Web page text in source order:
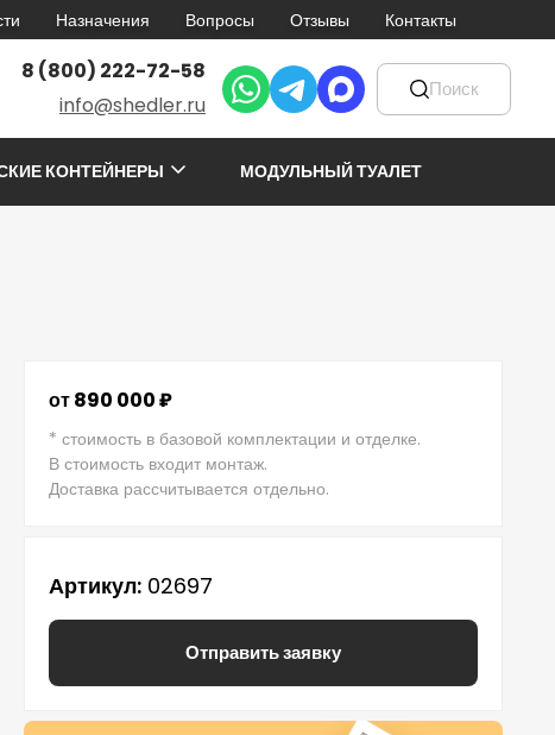
Назначения Вопросы Отзывы Контакты
8 (800) 222-72-58
info@shedler.ru
КОНТЕЙНЕРЫ МОДУЛЬНЫЙ ТУАЛЕТ
от 890 000 ₽
* стоимость в базовой комплектации и отделке.
В стоимость входит монтаж.
Доставка рассчитывается отдельно.
Артикул 02697
Отправить заявку